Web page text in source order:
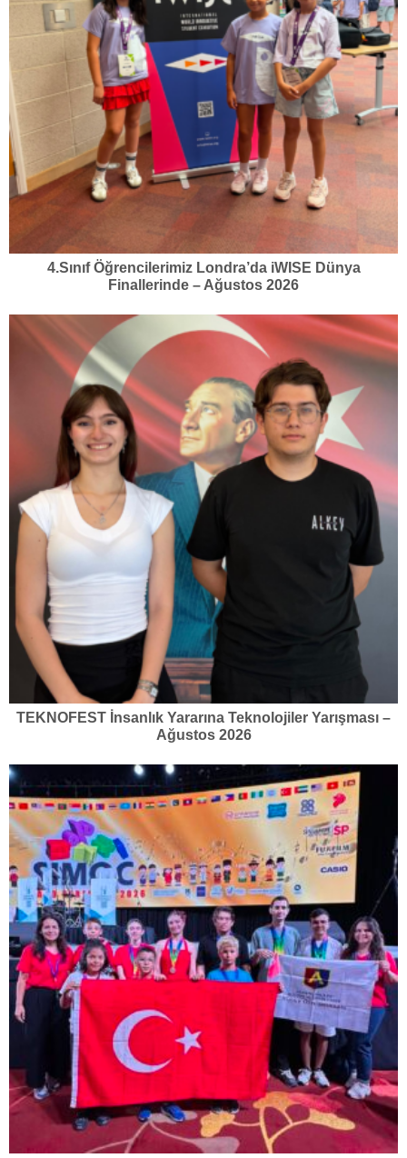
4.Sınıf Öğrencilerimiz Londra’da iWISE Dünya
Finallerinde – Ağustos 2026
TEKNOFEST İnsanlık Yararına Teknolojiler Yarışması –
Ağustos 2026